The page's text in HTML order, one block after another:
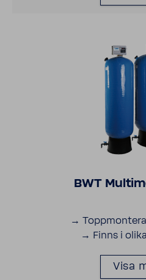
BWT
→
→ Finns i
Visa